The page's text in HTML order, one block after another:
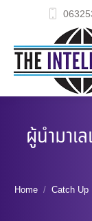
ผู้นำมาเ
You are here:
Home Catch Up